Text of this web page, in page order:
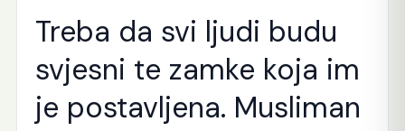
Treba da svi ljudi budu
svjesni te zamke koja im
je postavljena. Musliman